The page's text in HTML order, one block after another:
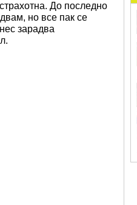
До последно
но все пак се
зарадва